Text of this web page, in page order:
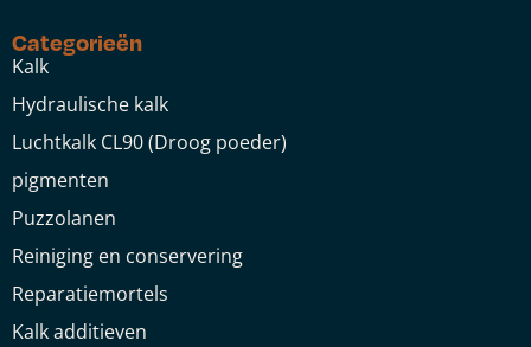
Categorieën
Kalk
Hydraulische kalk
Luchtkalk CL90 (Droog poeder)
pigmenten
Puzzolanen
Reiniging en conservering
Reparatiemortels
Kalk additieven